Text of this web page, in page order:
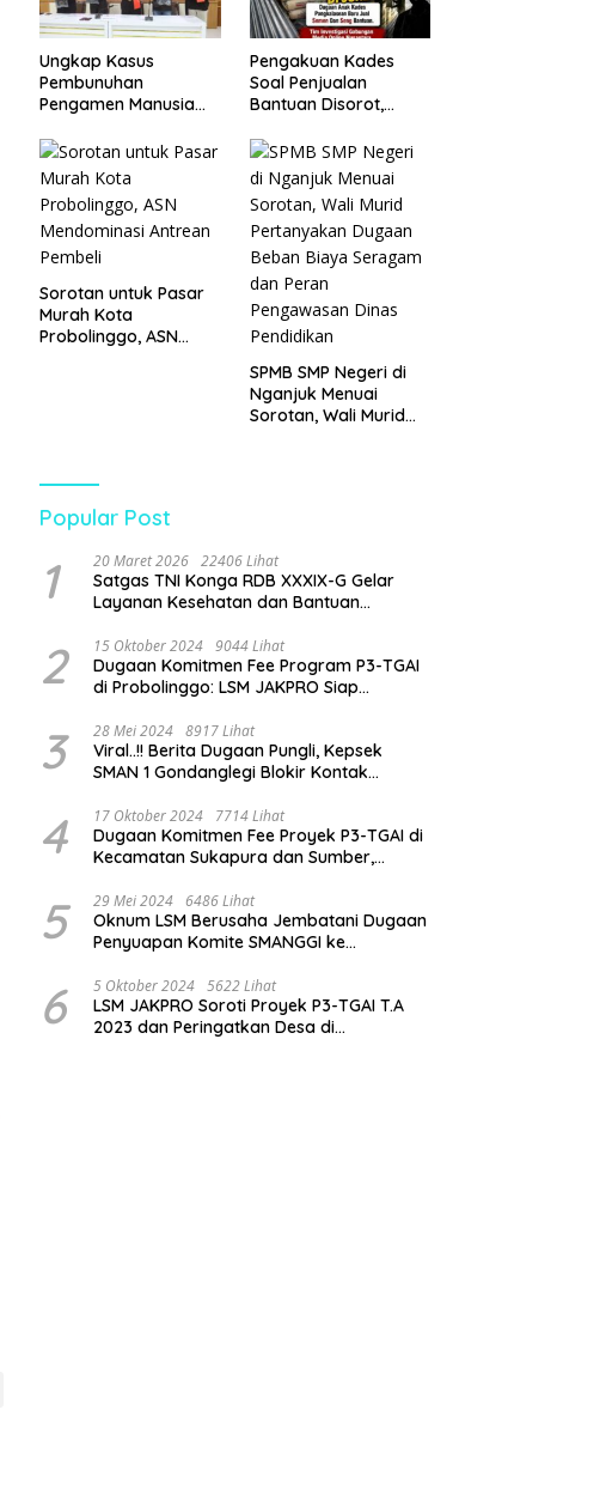
Ungkap Kasus
Pembunuhan
Pengamen Manusia
Probolinggo Kota
Tangkap Dua Pelaku
Pengakuan Kades
Soal Penjualan
Bantuan Disorot,
Turun Tangan
Sorotan untuk Pasar
Murah Kota
Probolinggo, ASN
SPMB SMP Negeri di
Nganjuk Menuai
Sorotan, Wali Murid
Popular Post
1 20 Maret 2026 22406 Lihat
Satgas TNI Konga RDB XXXIX-G Gelar
Layanan Kesehatan dan Bantuan
2 15 Oktober 2024 9044 Lihat
Dugaan Komitmen Fee Program P3-TGAI
di Probolinggo: LSM JAKPRO Siap
3 28 Mei 2024 8917 Lihat
Viral..!! Berita Dugaan Pungli, Kepsek
SMAN 1 Gondanglegi Blokir Kontak
4 17 Oktober 2024 7714 Lihat
Dugaan Komitmen Fee Proyek P3-TGAI di
Kecamatan Sukapura dan Sumber,
Sikap
5 29 Mei 2024 6486 Lihat
Oknum LSM Berusaha Jembatani Dugaan
Penyuapan Komite SMANGGI ke
Juta
6 5 Oktober 2024 5622 Lihat
LSM JAKPRO Soroti Proyek P3-TGAI T.A
2023 dan Peringatkan Desa di